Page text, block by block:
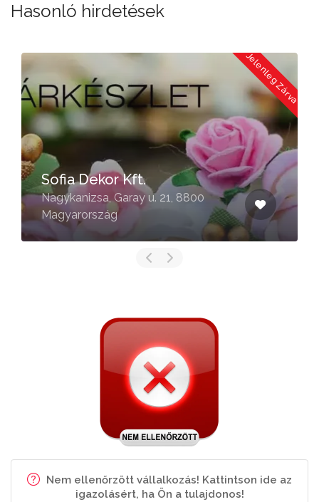
Hasonló hirdetések
Jelenleg Zárva
Sofia Dekor Kft.
Nagykanizsa, Garay u. 21, 8800
Magyarország
Nem ellenőrzött vállalkozás! Kattintson ide az
igazolásért, ha Ön a tulajdonos!